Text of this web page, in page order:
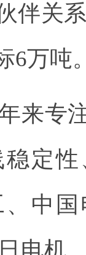
伴关
6万吨
来专
定
中
电机